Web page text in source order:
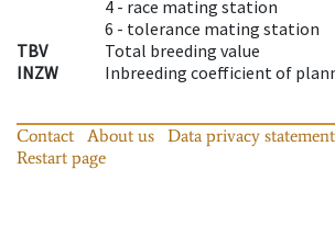
4 - race mating station
6 - tolerance mating station
TBV
Total breeding value
INZW
Inbreeding coefficient of
Contact About us Data privacy statement
Restart page